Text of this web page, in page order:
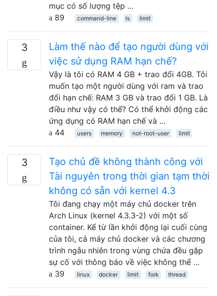
mục có số lượng tệp …
89
command-line ls limit
3
Làm thế nào để tạo người dùng với
việc sử dụng RAM hạn chế?
Vậy là tôi có RAM 4 GB + trao đổi 4GB. Tôi
muốn tạo một người dùng với ram và trao
đổi hạn chế: RAM 3 GB và trao đổi 1 GB. Là
điều như vậy có thể? Có thể khởi động các
ứng dụng có RAM hạn chế và …
44
users memory not-root-user limit
3
Tạo chủ đề không thành công với
Tài nguyên trong thời gian tạm thời
không có sẵn với kernel 4.3
Tôi đang chạy một máy chủ docker trên
Arch Linux (kernel 4.3.3-2) với một số
container. Kể từ lần khởi động lại cuối cùng
của tôi, cả máy chủ docker và các chương
trình ngẫu nhiên trong vùng chứa đều gặp
sự cố với thông báo về việc không thể …
39
linux docker limit fork thread